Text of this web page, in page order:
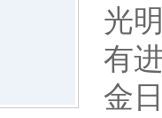
光
有
金